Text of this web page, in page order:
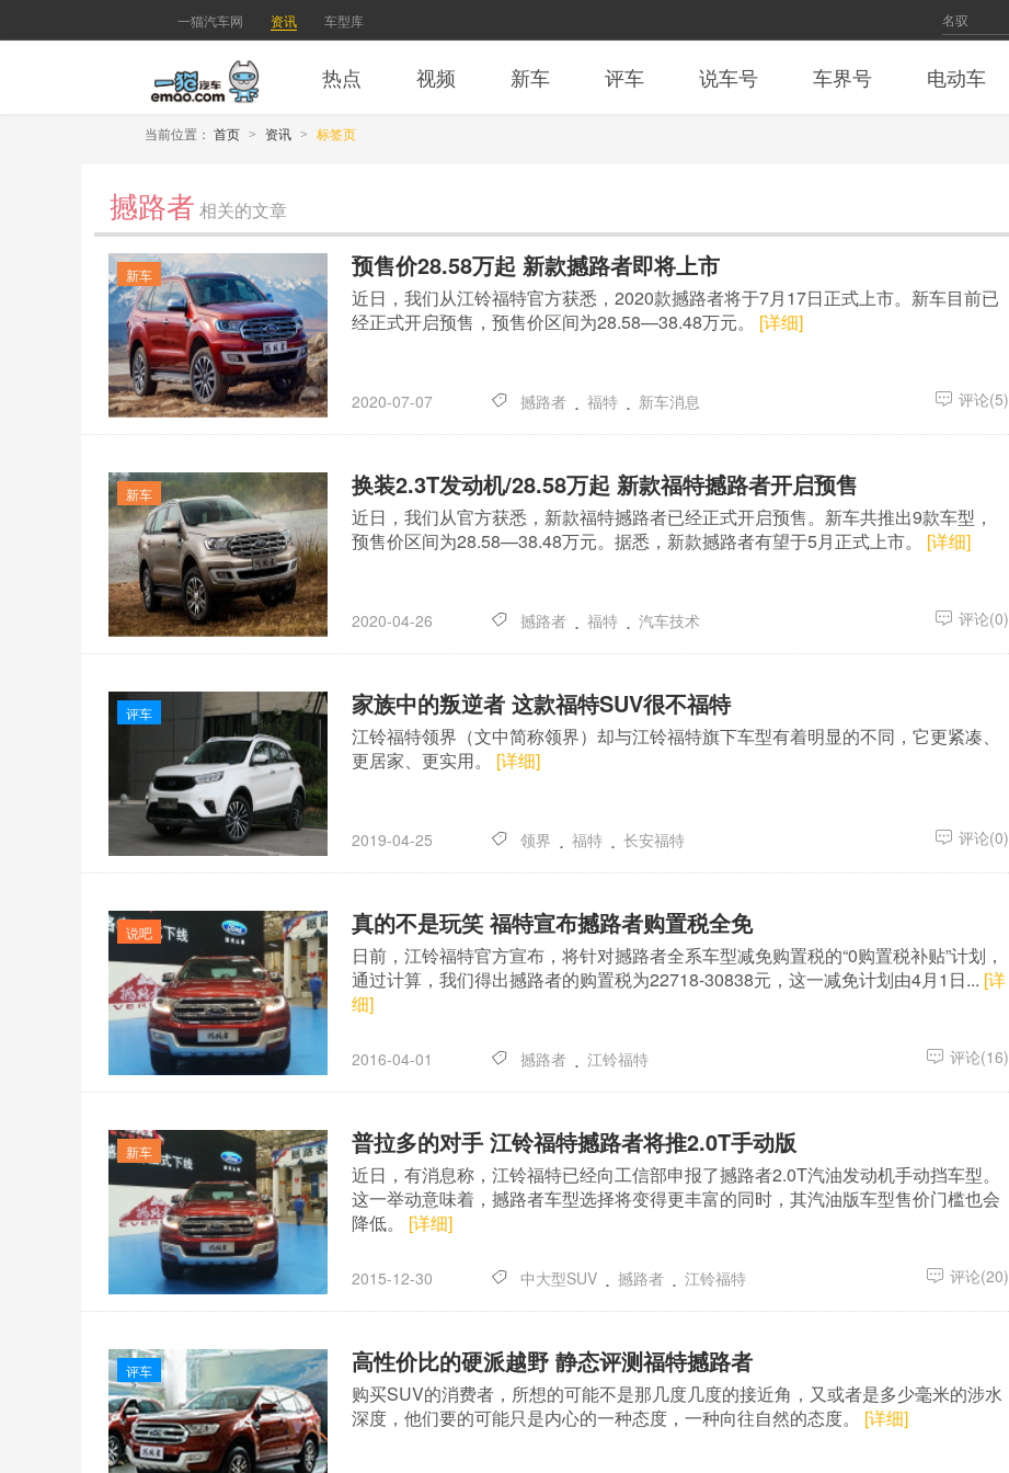
一猫汽车网 资讯 车型库
热点 视频 新车 评车 说车号 车界号 电动车
当前位置： 首页 > 资讯 > 标签页
撼路者 相关的文章
新车 预售价28.58万起 新款撼路者即将上市
近日，我们从江铃福特官方获悉，2020款撼路者将于7月17日正式上市。新车目前已
经正式开启预售，预售价区间为28.58—38.48万元。 [详细]
2020-07-07 撼路者 . 福特 . 新车消息 评论(5)
新车 换装2.3T发动机/28.58万起 新款福特撼路者开启预售
近日，我们从官方获悉，新款福特撼路者已经正式开启预售。新车共推出9款车型，
预售价区间为28.58—38.48万元。据悉，新款撼路者有望于5月正式上市。 [详细]
2020-04-26 撼路者 . 福特 . 汽车技术 评论(0)
评车 家族中的叛逆者 这款福特SUV很不福特
江铃福特领界（文中简称领界）却与江铃福特旗下车型有着明显的不同，它更紧凑、
更居家、更实用。 [详细]
2019-04-25 领界 . 福特 . 长安福特 评论(0)
说吧 真的不是玩笑 福特宣布撼路者购置税全免
日前，江铃福特官方宣布，将针对撼路者全系车型减免购置税的“0购置税补贴”计划，
通过计算，我们得出撼路者的购置税为22718-30838元，这一减免计划由4月1日... [详
细]
2016-04-01 撼路者 . 江铃福特 评论(16)
新车 普拉多的对手 江铃福特撼路者将推2.0T手动版
近日，有消息称，江铃福特已经向工信部申报了撼路者2.0T汽油发动机手动挡车型。
这一举动意味着，撼路者车型选择将变得更丰富的同时，其汽油版车型售价门槛也会
降低。 [详细]
2015-12-30 中大型SUV . 撼路者 . 江铃福特 评论(20)
评车 高性价比的硬派越野 静态评测福特撼路者
购买SUV的消费者，所想的可能不是那几度几度的接近角，又或者是多少毫米的涉水
深度，他们要的可能只是内心的一种态度，一种向往自然的态度。 [详细]